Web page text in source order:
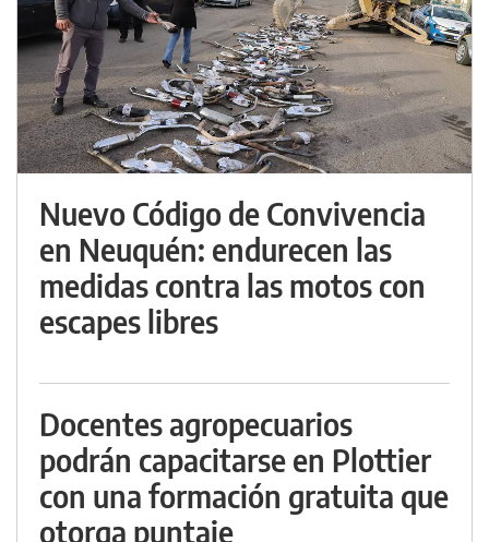
Nuevo Código de Convivencia
en Neuquén: endurecen las
medidas contra las motos con
escapes libres
Docentes agropecuarios
podrán capacitarse en Plottier
con una formación gratuita que
otorga puntaje